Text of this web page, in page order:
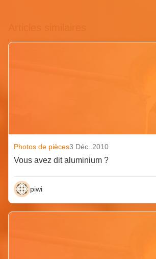
Photos de pièces3 Déc. 2010
Vous avez dit aluminium ?
piwi